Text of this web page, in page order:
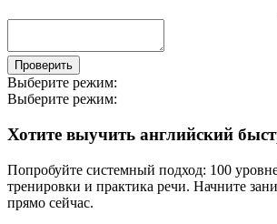
Проверить
Выберите режим:
Выберите режим:
Хотите выучить английский
Попробуйте системный подход: 100
тренировки и практика речи. Начните
прямо сейчас.